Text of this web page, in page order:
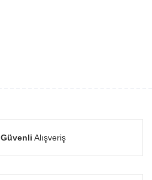
Güvenli Alışveriş